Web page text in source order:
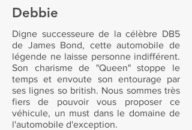
Debbie
Digne successeurede la célèbre DB5
de James Bond, cette automobile de
légende ne laisse personne indifférent.
Son charisme de "Queen" stoppe le
temps et envoute son entourage par
ses lignes so british. Nous sommes très
fiers de pouvoir vous proposer ce
véhicule, un must dans le domaine de
l'automobile d'exception.